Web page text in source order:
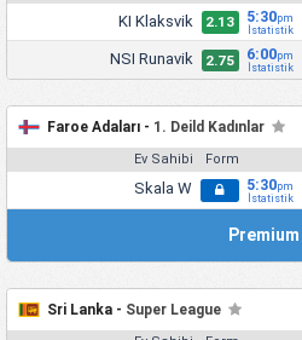
KI Klaksvik 2.13 5:30pm
İstatistik
NSI Runavik 2.75 6:00pm
İstatistik
Faroe Adaları - 1. Deild Kadınlar
Ev Sahibi Form
Skala W 5:30pm
İstatistik
Premium
Sri Lanka - Super League